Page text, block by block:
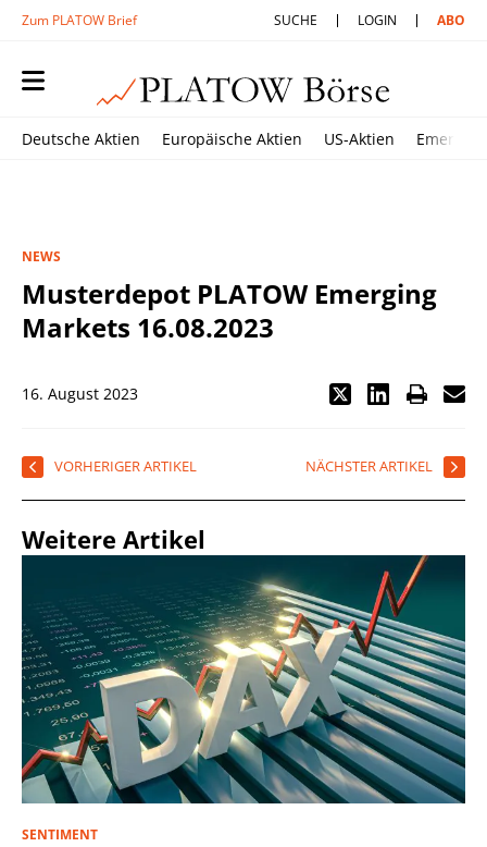
Zum PLATOW Brief SUCHE LOGIN ABO
Deutsche Aktien Europäische Aktien US-Aktien
NEWS
Musterdepot PLATOW Emerging
Markets 16.08.2023
16. August 2023
VORHERIGER ARTIKEL NÄCHSTER ARTIKEL
Weitere Artikel
SENTIMENT